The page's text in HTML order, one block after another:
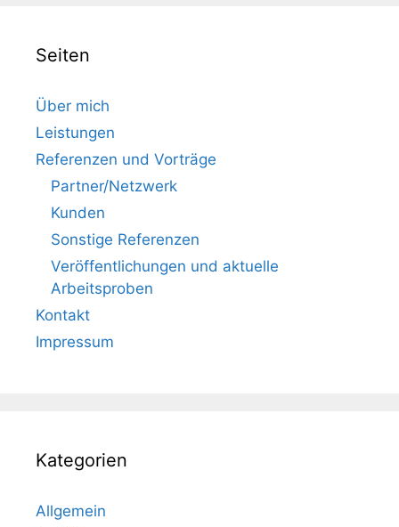
Seiten
Über mich
Leistungen
Referenzen und Vorträge
Partner/Netzwerk
Kunden
Sonstige Referenzen
Veröffentlichungen und aktuelle
Arbeitsproben
Kontakt
Impressum
Kategorien
Allgemein